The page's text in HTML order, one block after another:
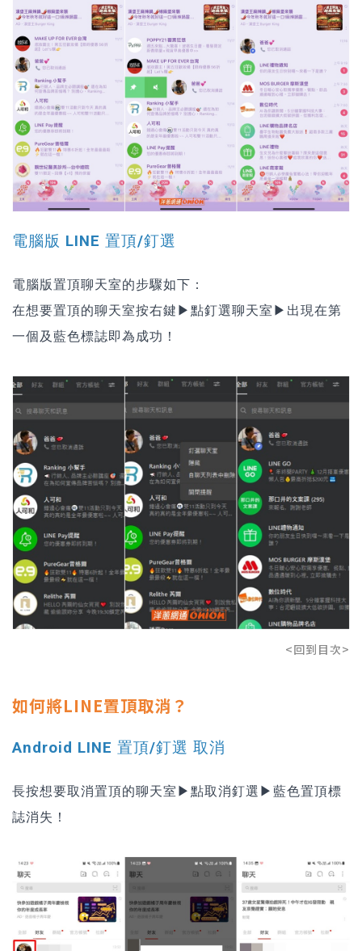
電腦版 LINE 置頂/釘選
電腦版置頂聊天室的步驟如下：
在想要置頂的聊天室按右鍵▶點釘選聊天室▶出現在第
一個及藍色標誌即為成功！
<回到目次>
如何將LINE置頂取消？
Android LINE 置頂/釘選 取消
長按想要取消置頂的聊天室▶點取消釘選▶藍色置頂標
誌消失！